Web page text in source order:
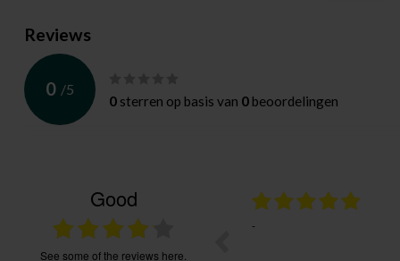
Geschikt voor stand bag
Kleur
Reviews
0 /5
0 sterren op basis van 0 beoordelingen
Good
see some of the reviews here.
duurde ook door Post.nl langer dan
blij met de spullen. Ontvangen wat ik
Kwaliteit prima in orde.
Voordelige prijzen en